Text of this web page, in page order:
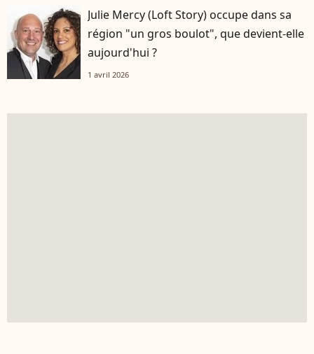
Julie Mercy (Loft Story) occupe dans sa
région "un gros boulot", que devient-elle
aujourd'hui ?
1 avril 2026